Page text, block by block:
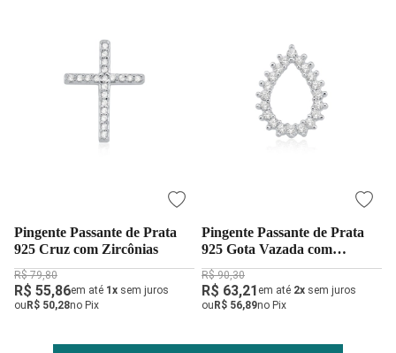
Pingente Passante de Prata
925 Cruz com Zircônias
R$ 79,80
R$ 55,86em até 1x sem juros
ouR$ 50,28no Pix
Pingente Passante de Prata
925 Gota Vazada com
Zircônias
R$ 90,30
R$ 63,21 em até 2x sem juros
ouR$ 56,89no Pix